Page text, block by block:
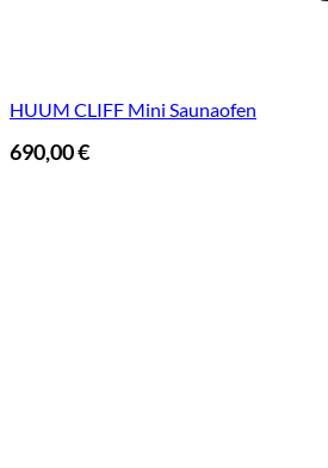
HUUM CLIFF Mini Saunaofen
690,00€